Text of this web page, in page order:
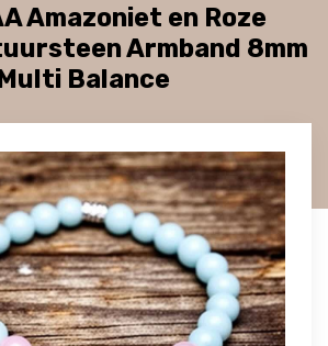
Amazoniet en Roze
Armband 8mm
Balance